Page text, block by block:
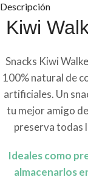
Descripción
Kiwi
Snacks Kiwi
100% natural de
artificiales. Un
tu mejor amigo
preserva todas
Ideales como
almacenarlos